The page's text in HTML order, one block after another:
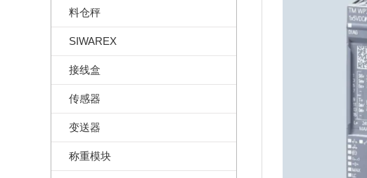
料仓秤
SIWAREX
接线盒
传感器
变送器
称重模块